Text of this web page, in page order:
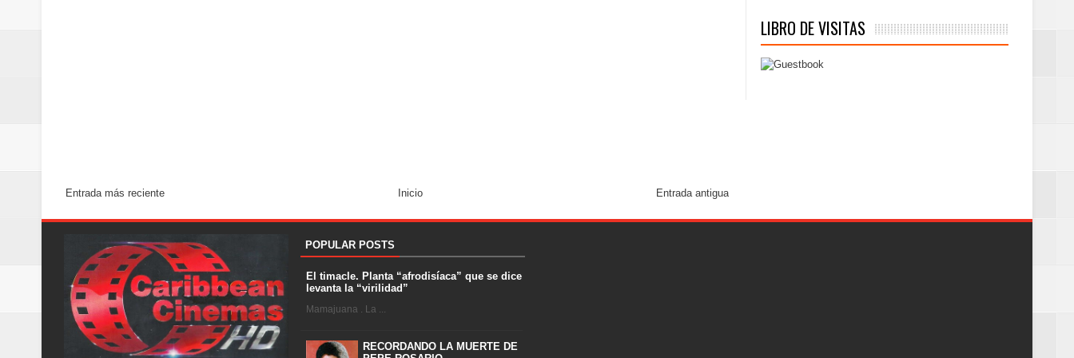
Entrada más reciente Entrada antigua
Inicio
LIBRO DE VISITAS
POPULAR POSTS
El timacle. Planta “afrodisíaca” que se dice
levanta la “virilidad”
Mamajuana . La ...
RECORDANDO LA MUERTE DE